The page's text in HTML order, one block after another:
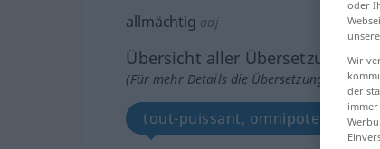
allmächtig adj
Übersicht aller Übersetzungen
(Für mehr Details die Übersetzung
tout-puissant, omnipotent
oder
Wir
der